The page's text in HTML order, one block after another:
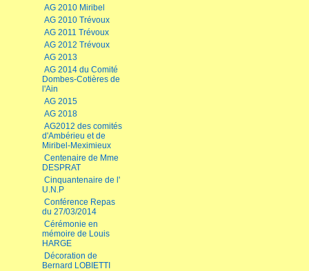
AG 2010 Miribel
AG 2010 Trévoux
AG 2011 Trévoux
AG 2012 Trévoux
AG 2013
AG 2014 du Comité
Dombes-Cotières de
l'Ain
AG 2015
AG 2018
AG2012 des comités
d'Ambérieu et de
Miribel-Meximieux
Centenaire de Mme
DESPRAT
Cinquantenaire de l'
U.N.P
Conférence Repas
du 27/03/2014
Cérémonie en
mémoire de Louis
HARGE
Décoration de
Bernard LOBIETTI